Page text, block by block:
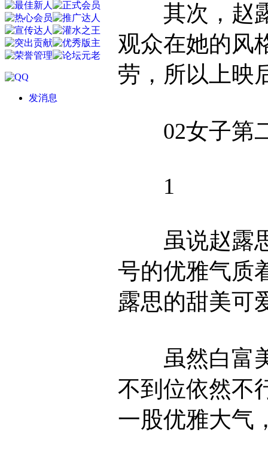
发消息
其次，赵露
观众在她的风
劳，所以上映
02女子第二
1
虽说赵露思
号的优雅气质
露思的甜美可
虽然白富美
不到位依然不
一股优雅大气